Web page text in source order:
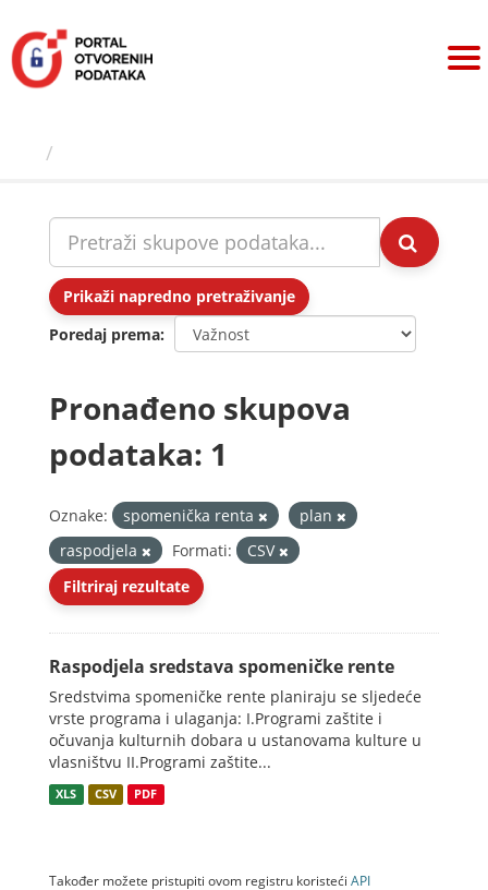
sadržaj
Prikaži napredno pretraživanje
Poredaj prema
Pronađeno skupova
podataka: 1
Oznake: spomenička renta
plan
raspodjela
Formati:
CSV
Filtriraj rezultate
Raspodjela sredstava spomeničke rente
Sredstvima spomeničke rente planiraju se sljedeće
vrste programa i ulaganja: I.Programi zaštite i
očuvanja kulturnih dobara u ustanovama kulture u
vlasništvu II.Programi zaštite...
XLS CSV PDF
Također možete pristupiti ovom registru koristeći API